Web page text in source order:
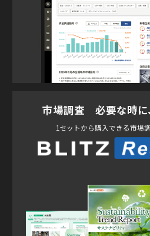
市場調査 必要な時に
1セットから購入できる市場